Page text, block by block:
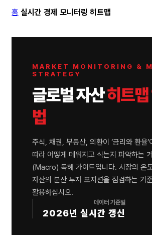
홈 실시간 경제 모니터링 히트맵
MARKET MONITORING &
STRATEGY
글로벌 자산히트맵
법
주식, 채권, 부동산, 외환이 ‘금리와 환율’
따라 어떻게 데워지고 식는지 파악하는
(Macro) 독해 가이드입니다. 시장의 온
자산의 분산 투자 포지션을 점검하는 기
활용하십시오.
데이터 기준일
2026년 실시간 갱신